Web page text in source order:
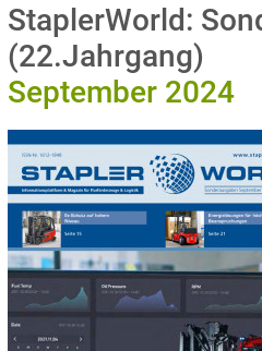
StaplerWorld:
(22.Jahrgang)
September 2024